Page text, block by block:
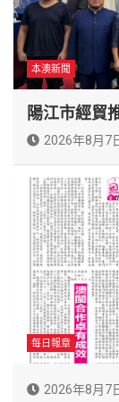
本澳新聞
陽江市經貿
2026年8月7
每日報章
2026年8月7